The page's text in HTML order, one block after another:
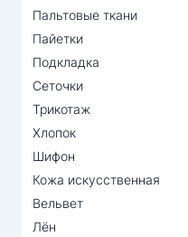
Пальтовые ткани
Пайетки
Подкладка
Сеточки
Трикотаж
Хлопок
Шифон
Кожа искусственная
Вельвет
Лён